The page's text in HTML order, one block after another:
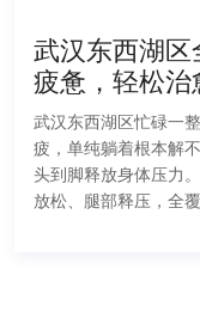
武汉东西湖区
疲惫，轻松治
武汉东西湖区忙碌一
疲，单纯躺着根本解
头到脚释放身体压力
放松、腿部释压，全